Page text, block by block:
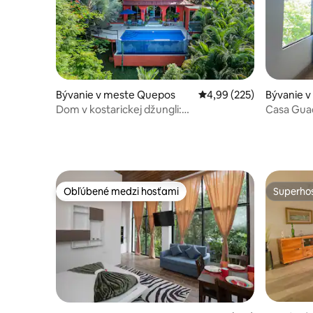
Bývanie v meste Quepos Priemerné
4,99 (225)
Dom v kostarickej džungli:
Bývanie
Casa
Obľúbené medzi hosťami
Obľúbené medzi hosťami